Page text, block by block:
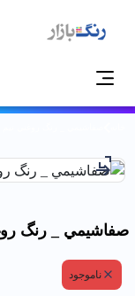
صفاشيمي _ رنگ روغني
ناموجود